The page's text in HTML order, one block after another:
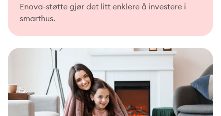
Enova-støtte gjør det litt enklere å investere i
smarthus.